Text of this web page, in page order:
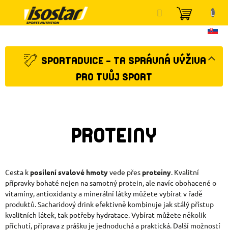
obsah
KOŠÍK
SPORTADVICE - TA SPRÁVNÁ VÝŽIVA
PRO TVŮJ SPORT
PROTEINY
Cesta k posílení svalové hmotyvede přes proteiny. Kvalitní
přípravky bohaté nejen na samotný protein, ale navíc obohacené o
vitamíny, antioxidanty a minerální látky můžete vybírat v řadě
produktů. Sacharidový drink efektivně kombinuje jak stálý přístup
kvalitních látek, tak potřeby hydratace. Vybírat můžete několik
příchutí, příprava z prášku je jednoduchá a praktická. Další možností